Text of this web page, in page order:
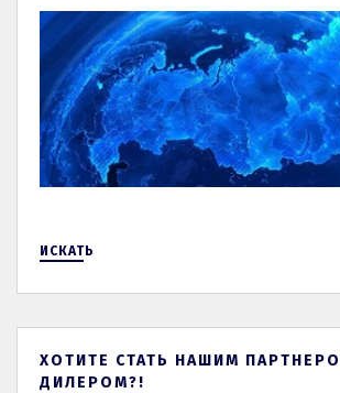
ИСКАТЬ
ХОТИТЕ СТАТЬ НАШИМ
ДИЛЕРОМ?!